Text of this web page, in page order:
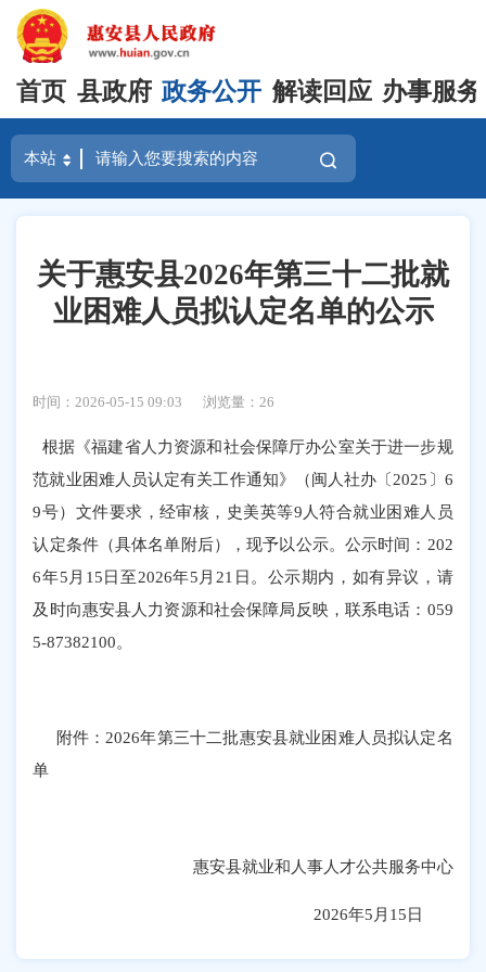
首页 县政府 政务公开 解读回应 办事服务
关于惠安县2026年第三十二批就
业困难人员拟认定名单的公示
时间：2026-05-15 09:03 浏览量：26
根据《福建省人力资源和社会保障厅办公室关于进一步规
范就业困难人员认定有关工作通知》（闽人社办〔2025〕6
9号）文件要求 ，经审核， 史美英等9 人符合就业困难人员
认定条件（具体名单附后），现予以公示。公示时间： 202
6年5 月 15日至2026年5 月 21 日。公示期内，如有异议，请
及时向惠安县人力资源和社会保障局反映，联系电话： 059
5-87382100。
附件 ： 2026年第三十二批惠安县就业困难人员拟认定名
单
惠安县就业和人事人才公共服务中心
2026年5月15日